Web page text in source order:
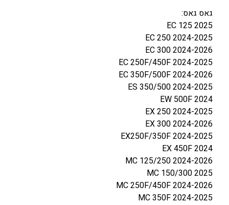
גאס גאס:
EC 125 2025
EC 250 2024-2025
EC 300 2024-2026
EC 250F/450F 2024-2025
EC 350F/500F 2024-2026
ES 350/500 2024-2025
EW 500F 2024
EX 250 2024-2025
EX 300 2024-2026
EX250F/350F 2024-2025
EX 450F 2024
MC 125/250 2024-2026
MC 150/300 2025
MC 250F/450F 2024-2026
MC 350F 2024-2025